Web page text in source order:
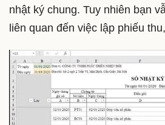
nhật ký chung. Tuy nhiên bạn
liên quan đến việc lập phiếu